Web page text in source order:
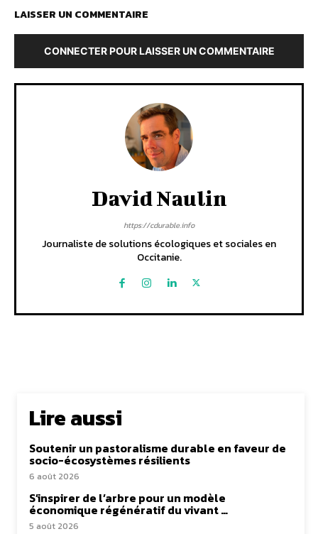
LAISSER UN COMMENTAIRE
CONNECTER POUR LAISSER UN COMMENTAIRE
David Naulin
https://cdurable.info
Journaliste de solutions écologiques et sociales en
Occitanie.
Lire aussi
Soutenir un pastoralisme durable en faveur de
socio-écosystèmes résilients
6 août 2026
S’inspirer de l’arbre pour un modèle
économique régénératif du vivant …
5 août 2026